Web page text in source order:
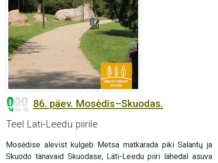
86. päev. Mosėdis–Skuodas.
Teel Läti-Leedu piirile
Mosėdise alevist kulgeb Metsa matkarada piki Salantų ja
Skuodo tänavaid Skuodase, Läti-Leedu piiri lähedal asuva